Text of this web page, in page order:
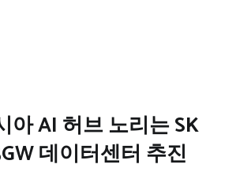
아 AI 허브 노리는 SK
데이터센터 추진